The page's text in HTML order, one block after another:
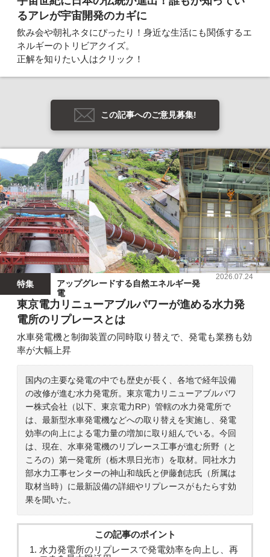
るアレが宇宙開発のカギに
飲み会や朝礼ネタにぴったり！身近な生活にも関係するエ
ネルギーのトリビアクイズ。
正解を知りたい人はクリック！
この記事へのご意見募集!
特集
アップグレードする自然エネルギー発
電
2026.07.24
東京電力リニューアブルパワーが進める水力発
電所のリプレースとは
水車発電機と制御装置の同時取り替えで、発電も業務も効
率が大幅上昇
国内の主要な発電の中でも歴史が長く、各地で経年設備
の改修が進む水力発電所。東京電力リニューアブルパワ
ー株式会社（以下、東京電力RP）管轄の水力発電所で
は、最新型水車発電機などへの取り替えを実施し、発電
効率の向上による電力量の増加に取り組んでいる。今回
は、現在、水車発電機のリプレース工事が進む所野（と
ころの）第一発電所（栃木県日光市）を取材。同社水力
部水力工事センターの神山和哉氏と伊藤創志氏（所属は
取材当時）に最新設備の詳細やリプレースがもたらす効
果を聞いた。
この記事のポイント
水力発電所のリプレースで発電効率を向上し、再